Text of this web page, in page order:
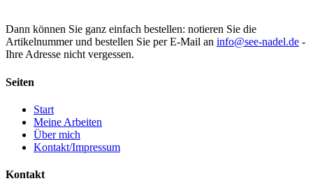
Dann können Sie ganz einfach bestellen: notieren Sie die
Artikelnummer und bestellen Sie per E-Mail an info@see-nadel.de -
Ihre Adresse nicht vergessen.
Seiten
Start
Meine Arbeiten
Über mich
Kontakt/Impressum
Kontakt